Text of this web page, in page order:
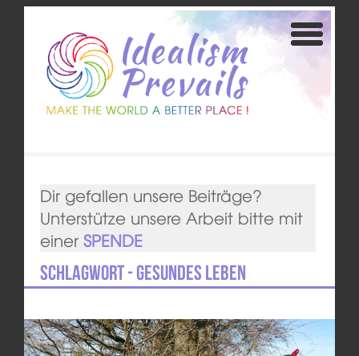
Dir gefallen unsere Beiträge?
Unterstütze unsere Arbeit bitte mit
einer SPENDE
Schlagwort - Gesundes Leben